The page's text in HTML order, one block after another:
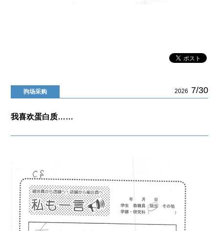
驹场采购 2026 7/30
我喜欢蛋白质……